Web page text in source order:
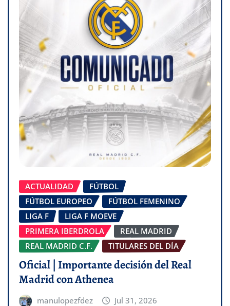
ACTUALIDAD
FÚTBOL
FÚTBOL EUROPEO
FÚTBOL FEMENINO
LIGA F
LIGA F MOEVE
PRIMERA IBERDROLA
REAL MADRID
REAL MADRID C.F.
TITULARES DEL DÍA
Oficial | Importante decisión del Real
Madrid con Athenea
manulopezfdez Jul 31, 2026